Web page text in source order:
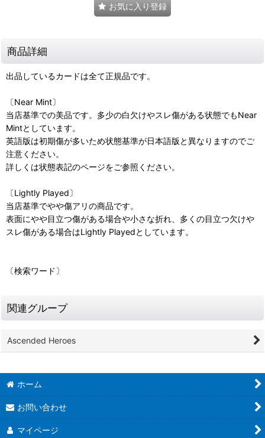
お気に入り登録
商品詳細
出品しているカードは全て正規品です。
〔Near Mint〕
当店基準での美品です。多少の白欠けやスレ傷がある状態でもNear
Mintとしています。
英語版は初期傷が多いため状態基準が日本語版と異なりますのでご
注意ください。
詳しくは状態表記のページをご参照ください。
〔Lightly Played〕
当店基準でやや傷アリの商品です。
表面にやや目立つ傷がある場合や小さな折れ、多くの目立つ欠けや
スレ傷がある場合はLightly Playedとしています。
〔検索ワード〕
関連グループ
Ascended Heroes
ホーム
お問い合わせ
マイページ